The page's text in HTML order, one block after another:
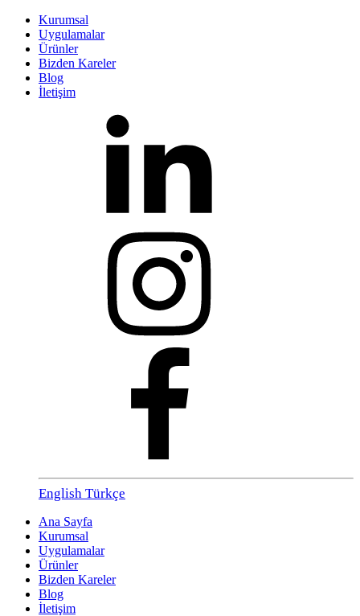
Kurumsal
Uygulamalar
Ürünler
Bizden Kareler
Blog
İletişim
English Türkçe
Ana Sayfa
Kurumsal
Uygulamalar
Ürünler
Bizden Kareler
Blog
İletişim